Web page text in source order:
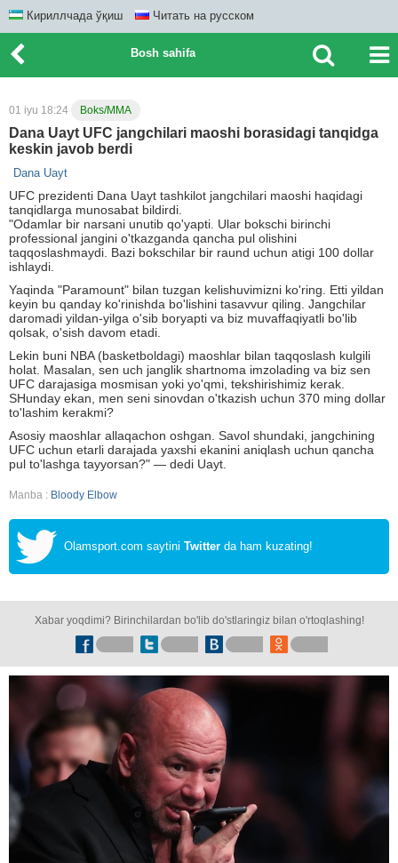
Кириллчада ўқиш Читать на русском
Bosh sahifa
01 iyu 18:24 Boks/MMA
Dana Uayt UFC jangchilari maoshi borasidagi tanqidga
keskin javob berdi
Dana Uayt
UFC prezidenti Dana Uayt tashkilot jangchilari maoshi haqidagi
tanqidlarga munosabat bildirdi.
"Odamlar bir narsani unutib qo'yapti. Ular bokschi birinchi
professional jangini o'tkazganda qancha pul olishini
taqqoslashmaydi. Bazi bokschilar bir raund uchun atigi 100 dollar
ishlaydi.
Yaqinda "Paramount" bilan tuzgan kelishuvimizni ko'ring. Etti yildan
keyin bu qanday ko'rinishda bo'lishini tasavvur qiling. Jangchilar
daromadi yildan-yilga o'sib boryapti va biz muvaffaqiyatli bo'lib
qolsak, o'sish davom etadi.
Lekin buni NBA (basketboldagi) maoshlar bilan taqqoslash kulgili
holat. Masalan, sen uch janglik shartnoma imzolading va biz sen
UFC darajasiga mosmisan yoki yo'qmi, tekshirishimiz kerak.
SHunday ekan, men seni sinovdan o'tkazish uchun 370 ming dollar
to'lashim kerakmi?
Asosiy maoshlar allaqachon oshgan. Savol shundaki, jangchining
UFC uchun etarli darajada yaxshi ekanini aniqlash uchun qancha
pul to'lashga tayyorsan?" — dedi Uayt.
Manba : Bloody Elbow
Olamsport.com saytini Twitter da ham kuzating!
Xabar yoqdimi? Birinchilardan bo'lib do'stlaringiz bilan o'rtoqlashing!